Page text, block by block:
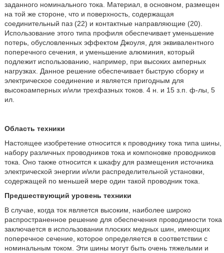
заданного номинального тока. Материал, в основном, размещен
на той же стороне, что и поверхность, содержащая
соединительный паз (22) и контактные направляющие (20).
Использование этого типа профиля обеспечивает уменьшение
потерь, обусловленных эффектом Джоуля, для эквивалентного
поперечного сечения, и уменьшение алюминия, который
подлежит использованию, например, при высоких амперных
нагрузках. Данное решение обеспечивает быструю сборку и
электрическое соединение и является пригодным для
высокоамперных и/или трехфазных токов. 4 н. и 15 з.п. ф-лы, 5
ил.
Область техники
Настоящее изобретение относится к проводнику тока типа шины,
набору различных проводников тока и компоновке проводников
тока. Оно также относится к шкафу для размещения источника
электрической энергии и/или распределительной установки,
содержащей по меньшей мере один такой проводник тока.
Предшествующий уровень техники
В случае, когда ток является высоким, наиболее широко
распространенное решение для обеспечения проводимости тока
заключается в использовании плоских медных шин, имеющих
поперечное сечение, которое определяется в соответствии с
номинальным током. Эти шины могут быть очень тяжелыми и